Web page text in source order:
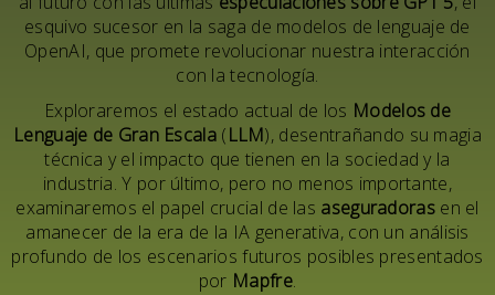
esquivo sucesor en la saga de modelos de lenguaje de
OpenAI, que promete revolucionar nuestra interacción
con la tecnología.
Exploraremos el estado actual de los Modelos de
Lenguaje de Gran Escala(LLM), desentrañando su magia
técnica y el impacto que tienen en la sociedad y la
industria. Y por último, pero no menos importante,
examinaremos el papel crucial de las aseguradorasen el
amanecer de la era de la IA generativa, con un análisis
profundo de los escenarios futuros posibles presentados
por Mapfre.